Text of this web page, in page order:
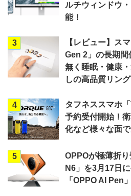
ルチウィンドウ
能！
3
【レビュー】ス
Gen 2」の長期間
無く睡眠・健康
しの高品質リング
4
タフネススマホ
予約受付開始！
化など様々な面で
5
OPPOが極薄折
N6」を3月17日
「OPPO AI Pen